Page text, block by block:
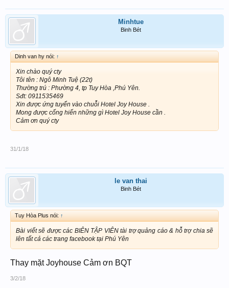
Minhtue
Binh Bét
Dinh van hy nói: ↑
Xin chào quý cty
Tôi tên : Ngô Minh Tuệ (22t)
Thường trú : Phường 4, tp Tuy Hòa ,Phú Yên.
Sđt: 0911535469
Xin được ứng tuyển vào chuỗi Hotel Joy House .
Mong được cống hiến những gì Hotel Joy House cần .
Cảm ơn quý cty
31/1/18
le van thai
Binh Bét
Tuy Hòa Plus nói: ↑
Bài viết sẽ được các BIÊN TẬP VIÊN tài trợ quảng cáo & hỗ trợ chia sẽ
lên tất cả các trang facebook tại Phú Yên
Thay mặt Joyhouse Cảm ơn BQT
3/2/18